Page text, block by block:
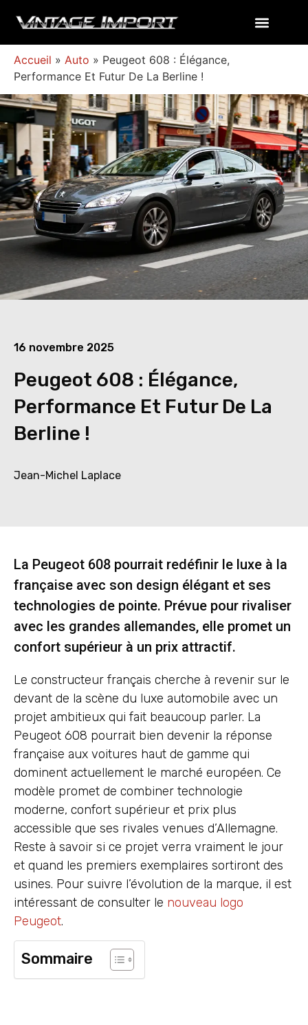
Accueil » Auto » Peugeot 608 : Élégance,
Performance Et Futur De La Berline !
16 novembre 2025
Peugeot 608 : Élégance,
Performance Et Futur De La
Berline !
Jean-Michel Laplace
La Peugeot 608 pourrait redéfinir le luxe à la
française avec son design élégant et ses
technologies de pointe. Prévue pour rivaliser
avec les grandes allemandes, elle promet un
confort supérieur à un prix attractif.
Le constructeur français cherche à revenir sur le
devant de la scène du luxe automobile avec un
projet ambitieux qui fait beaucoup parler. La
Peugeot 608 pourrait bien devenir la réponse
française aux voitures haut de gamme qui
dominent actuellement le marché européen. Ce
modèle promet de combiner technologie
moderne, confort supérieur et prix plus
accessible que ses rivales venues d’Allemagne.
Reste à savoir si ce projet verra vraiment le jour
et quand les premiers exemplaires sortiront des
usines. Pour suivre l’évolution de la marque, il est
intéressant de consulter le nouveau logo
Peugeot.
Sommaire